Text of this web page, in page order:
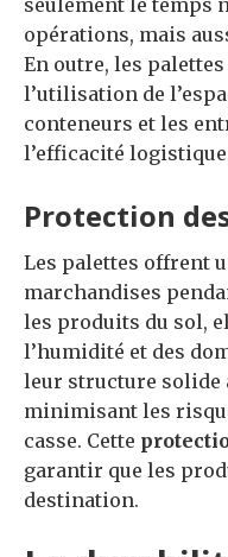
opérations, mais
En outre, les
l’utilisation de
conteneurs et les
l’efficacité
Protection
Les palettes offrent
marchandises
les produits du sol,
l’humidité et des
leur structure solide
minimisant les
casse. Cette
garantir que les
destination.